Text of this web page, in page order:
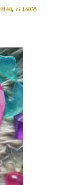
, ci 16035